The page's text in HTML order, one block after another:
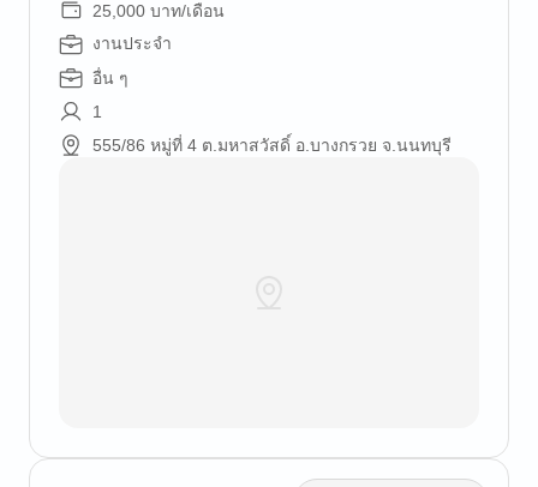
25,000 บาท/เดือน
งานประจำ
อื่น ๆ
1
555/86 หมู่ที่ 4 ต.มหาสวัสดิ์ อ.บางกรวย จ.นนทบุรี